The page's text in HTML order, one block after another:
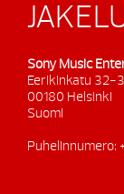
Sony Music
Eerikinkatu 32-
00180 Helsinki
Suomi
Puhelinnumero: